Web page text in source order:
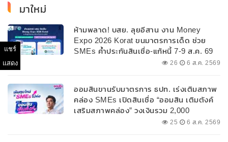
แชร์
แสดง
มาใหม่
ห้ามพลาด! บสย. ลุยอีสาน งาน Money
Expo 2026 Korat ขนมาตรการเด็ด ช่วย
SMEs ค้ำประกันสินเชื่อ-แก้หนี้ 7-9 ส.ค. 69
26 6 ส.ค. 2569
ออมสินขานรับมาตรการ ธปท. เร่งเติมสภาพ
คล่อง SMEs เปิดสินเชื่อ “ออมสิน เติมตังค์
เสริมสภาพคล่อง” วงเงินรวม 2,000
ลบ.สนับสนุนเงินทุนหมุนเวียนวงเงินกู้สูงสุด
25 6 ส.ค. 2569